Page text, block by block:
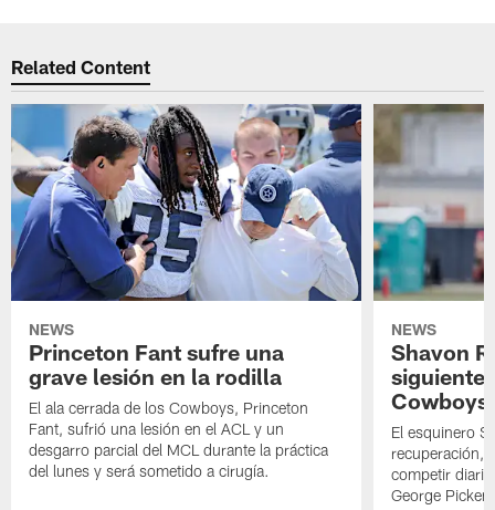
Related Content
NEWS
Princeton Fant sufre una
grave lesión en la rodilla
El ala cerrada de los Cowboys, Princeton
Fant, sufrió una lesión en el ACL y un
desgarro parcial del MCL durante la práctica
del lunes y será sometido a cirugía.
NEWS
Shavon
siguiente
Cowboys
El esquinero
recuperación,
competir
George